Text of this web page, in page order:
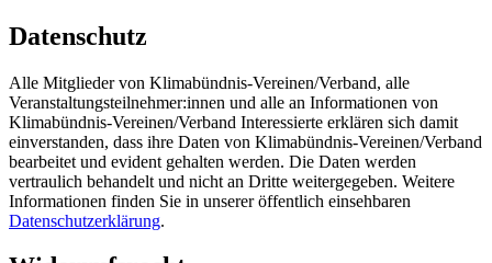
Datenschutz
Alle Mitglieder von Klimabündnis-Vereinen/Verband, alle
Veranstaltungsteilnehmer:innen und alle an Informationen von
Klimabündnis-Vereinen/Verband Interessierte erklären sich damit
einverstanden, dass ihre Daten von Klimabündnis-Vereinen/Verband
bearbeitet und evident gehalten werden. Die Daten werden
vertraulich behandelt und nicht an Dritte weitergegeben. Weitere
Informationen finden Sie in unserer öffentlich einsehbaren
Datenschutzerklärung.